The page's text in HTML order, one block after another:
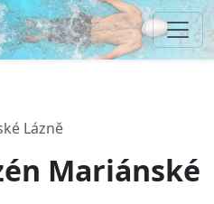
Lázně
Mariánské